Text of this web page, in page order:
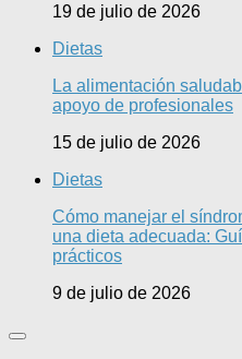
19 de julio de 2026
Dietas
La alimentación
apoyo de profesionales
15 de julio de 2026
Dietas
Cómo manejar el
una dieta adecuada:
prácticos
9 de julio de 2026